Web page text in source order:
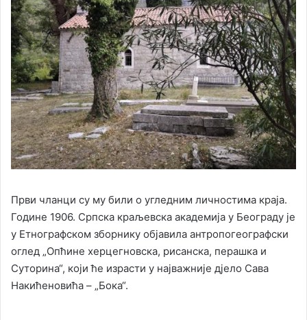
Први чланци су му били о угледним личностима краја.
Године 1906. Српска краљевска академија у Београду је
у Етнографском зборнику објавила антропогеографски
оглед „Опћине херцегновска, рисанска, перашка и
Суторина“, који ће израсти у најважније дјело Сава
Накићеновића – „Бока“.